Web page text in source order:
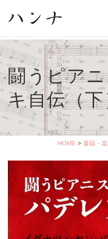
闘うピア
キ自伝（
HOME > 書籍・